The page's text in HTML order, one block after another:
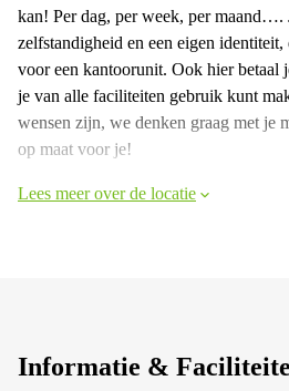
kan! Per dag, per week, per maand….
zelfstandigheid en een eigen
voor een kantoorunit. Ook hier betaal
je van alle faciliteiten gebruik kunt
wensen zijn, we denken graag met je
op maat voor je!
Lees meer over de locatie
Informatie &